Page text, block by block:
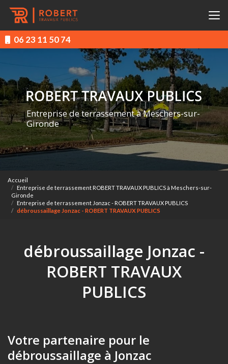
contenu
principal
06 23 11 50 74
Entreprise de terrassement à Meschers-sur-
Gironde
Accueil
Entreprise de terrassement ROBERT TRAVAUX PUBLICS à Meschers-sur-
Gironde
Entreprise de terrassement Jonzac - ROBERT TRAVAUX PUBLICS
débroussaillage Jonzac - ROBERT TRAVAUX PUBLICS
débroussaillage Jonzac -
ROBERT TRAVAUX
PUBLICS
Votre partenaire pour le
débroussaillage à Jonzac